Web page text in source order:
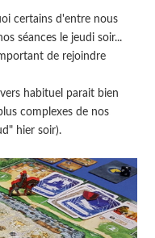
certains d'entre nous
séances le jeudi soir...
de rejoindre
habituel parait bien
complexes de nos
hier soir).